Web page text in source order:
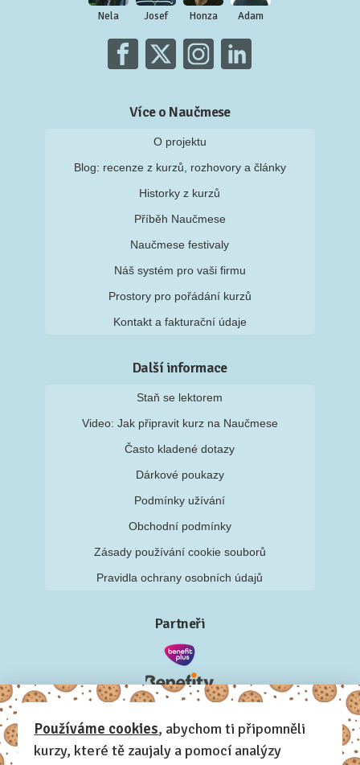
Nela Josef Honza Adam
Více o Naučmese
O projektu
Blog: recenze z kurzů, rozhovory a články
Historky z kurzů
Příběh Naučmese
Naučmese festivaly
Náš systém pro vaši firmu
Prostory pro pořádání kurzů
Kontakt a fakturační údaje
Další informace
Staň se lektorem
Video: Jak připravit kurz na Naučmese
Často kladené dotazy
Dárkové poukazy
Podmínky užívání
Obchodní podmínky
Zásady používání cookie souborů
Pravidla ochrany osobních údajů
Partneři
Používáme cookies, abychom ti připomněli
kurzy, které tě zaujaly a pomocí analýzy